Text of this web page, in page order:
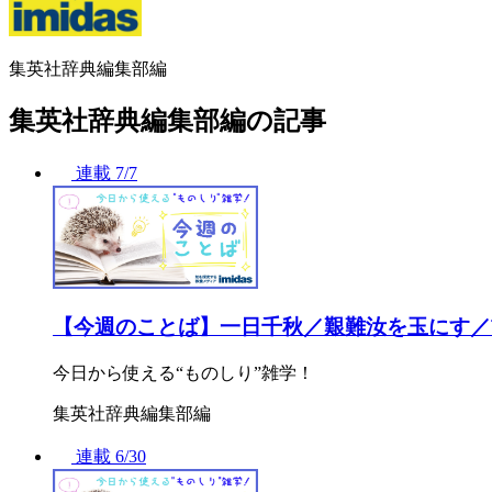
集英社辞典編集部編
集英社辞典編集部編の記事
連載 7/7
【今週のことば】一日千秋／艱難汝を玉にす
今日から使える“ものしり”雑学！
集英社辞典編集部編
連載 6/30